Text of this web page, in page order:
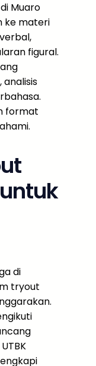
Muaro
ke materi
figural.
format
di
tryout